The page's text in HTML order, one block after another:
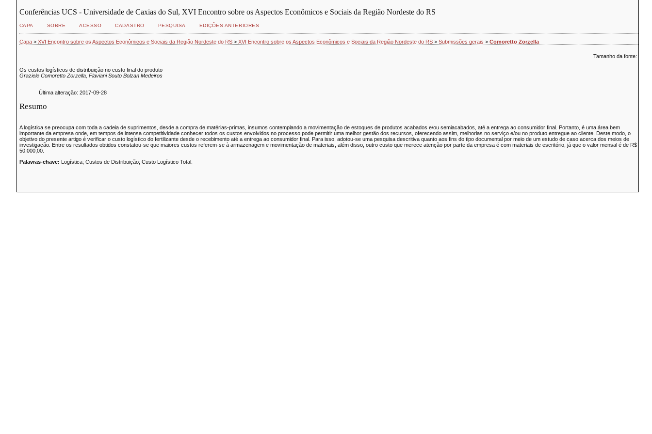
Conferências UCS - Universidade de Caxias do Sul, XVI Encontro sobre os Aspectos Econômicos e Sociais da Região Nordeste do RS
CAPA SOBRE ACESSO CADASTRO PESQUISA EDIÇÕES ANTERIORES
Capa> XVI Encontro sobre os Aspectos Econômicos e Sociais da Região Nordeste do RS> XVI Encontro sobre os Aspectos Econômicos e Sociais da Região Nordeste do RS> Submissões gerais > Comoretto Zorzella
Tamanho da fonte:
Os custos logísticos de distribuição no custo final do produto
Graziele Comoretto Zorzella, Flaviani Souto Bolzan Medeiros
Última alteração: 2017-09-28
Resumo
A logística se preocupa com toda a cadeia de suprimentos, desde a compra de matérias-primas, insumos contemplando a movimentação de estoques de produtos acabados e/ou semiacabados, até a entrega ao consumidor final. Portanto, é uma área bem
importante da empresa onde, em tempos de intensa competitividade conhecer todos os custos envolvidos no processo pode permitir uma melhor gestão dos recursos, oferecendo assim, melhorias no serviço e/ou no produto entregue ao cliente. Deste modo, o
objetivo do presente artigo é verificar o custo logístico do fertilizante desde o recebimento até a entrega ao consumidor final. Para isso, adotou-se uma pesquisa descritiva quanto aos fins do tipo documental por meio de um estudo de caso acerca dos meios de
investigação. Entre os resultados obtidos constatou-se que maiores custos referem-se à armazenagem e movimentação de materiais, além disso, outro custo que merece atenção por parte da empresa é com materiais de escritório, já que o valor mensal é de R$
50.000,00.
Palavras-chave: Logística; Custos de Distribuição; Custo Logístico Total.